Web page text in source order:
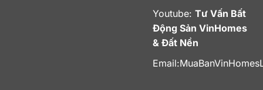
Youtube: Tư Vấn Bất
Động Sản VinHomes
& Đất Nền
Email: